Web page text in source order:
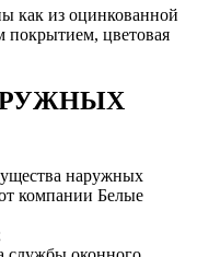
как из оцинкованной
покрытием, цветовая